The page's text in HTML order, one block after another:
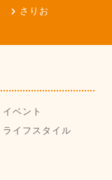
さりお
イベント
ライフスタイル